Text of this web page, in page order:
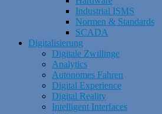
Industrial ISMS
Normen & Standards
SCADA
Digitalisierung
Digitale Zwillinge
Analytics
Autonomes Fahren
Digital Experience
Digital Reality
Intelligent Interfaces